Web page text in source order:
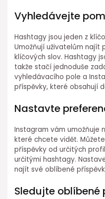
Vyhledávejte
Hashtagy jsou jeden z
Umožňují uživatelům najít
klíčových slov. Hashtagy
takže stačí jednoduše
vyhledávacího pole a
příspěvky, které obsahují
Nastavte
Instagram vám umožňuje
které chcete vidět.
příspěvky od určitých
určitými hashtagy.
najít své oblíbené
Sledujte oblíbené